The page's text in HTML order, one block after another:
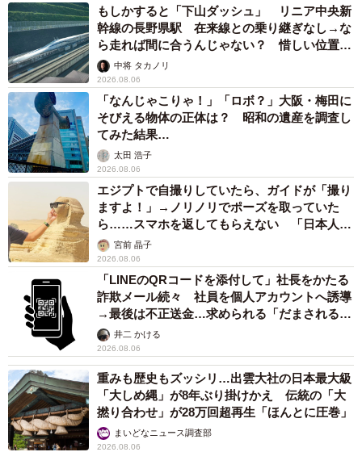
もしかすると「下山ダッシュ」 リニア中央新
幹線の長野県駅 在来線との乗り継ぎなし→な
ら走れば間に合うんじゃない？ 惜しい位置関
係が反響
中将 タカノリ
2026.08.06
「なんじゃこりゃ！」「ロボ？」大阪・梅田に
そびえる物体の正体は？ 昭和の遺産を調査し
てみた結果…
太田 浩子
2026.08.06
エジプトで自撮りしていたら、ガイドが「撮り
ますよ！」→ノリノリでポーズを取っていた
ら……スマホを返してもらえない 「日本人は
カモ代表かも」「私は6時間で3万円払った」
宮前 晶子
2026.08.06
「LINEのQRコードを添付して」社長をかたる
詐欺メール続々 社員を個人アカウントへ誘導
→最後は不正送金…求められる「だまされる前
提」の対策
井二 かける
2026.08.06
重みも歴史もズッシリ…出雲大社の日本最大級
「大しめ縄」が8年ぶり掛けかえ 伝統の「大
撚り合わせ」が28万回超再生「ほんとに圧巻」
まいどなニュース調査部
2026.08.06